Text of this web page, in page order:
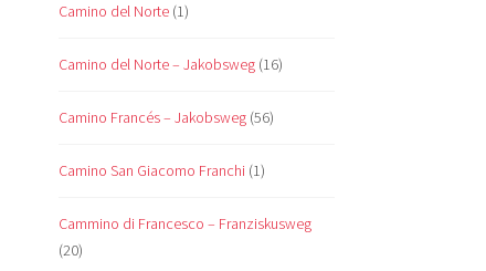
Camino del Norte (1)
Camino del Norte – Jakobsweg (16)
Camino Francés – Jakobsweg (56)
Camino San Giacomo Franchi (1)
Cammino di Francesco – Franziskusweg
(20)